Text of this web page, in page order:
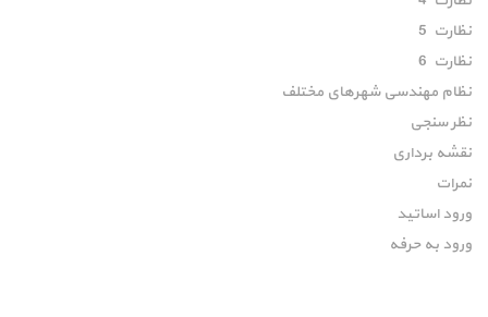
نظارت 5
نظارت 6
نظام مهندسی شهرهای مختلف
نظر سنجی
نقشه برداری
نمرات
ورود اساتید
ورود به حرفه